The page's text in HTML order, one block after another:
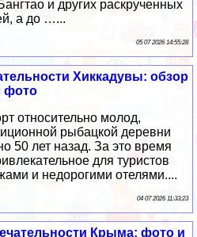
и других раскрученных
а до …...
05 07 2026 14:55:28
Хиккадувы: обзор
фото
относительно молод,
рыбацкой деревни
50 лет назад. За это время
для туристов
и недорогими отелями....
04 07 2026 11:33:23
Крыма: фото и